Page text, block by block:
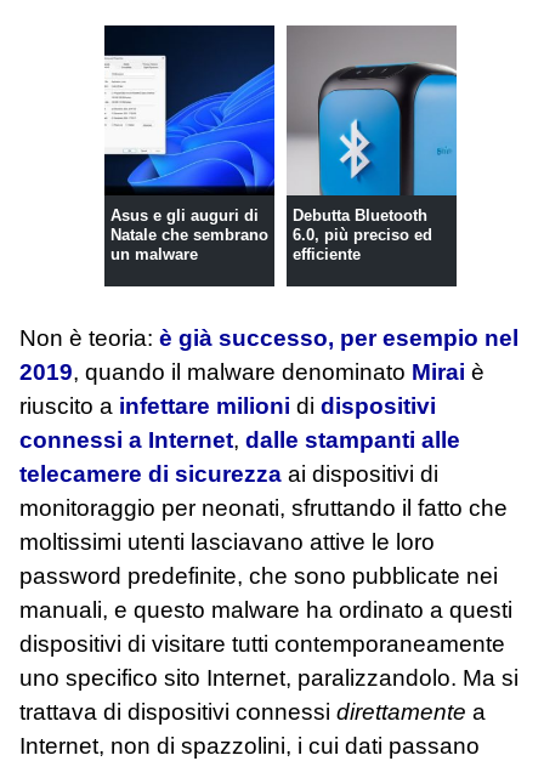
Asus e gli auguri di
Natale che sembrano
un malware
Debutta Bluetooth
6.0, più preciso ed
efficiente
Non è teoria: è già successo, per esempio nel
2019, quando il malware denominato Mirai è
riuscito a infettare milioni di dispositivi
connessi a Internet, dalle stampanti alle
telecamere di sicurezza ai dispositivi di
monitoraggio per neonati, sfruttando il fatto che
moltissimi utenti lasciavano attive le loro
password predefinite, che sono pubblicate nei
manuali, e questo malware ha ordinato a questi
dispositivi di visitare tutti contemporaneamente
uno specifico sito Internet, paralizzandolo. Ma si
trattava di dispositivi connessi direttamente a
Internet, non di spazzolini, i cui dati passano